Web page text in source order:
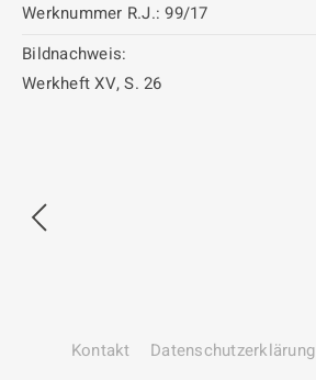
Werknummer R.J.: 99/17
Bildnachweis:
Werkheft XV, S. 26
Kontakt Datenschutz­erklärung